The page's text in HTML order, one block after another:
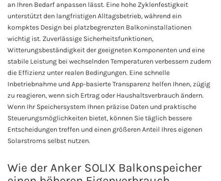
an Ihren Bedarf anpassen lässt. Eine hohe Zyklenfestigkeit
unterstützt den langfristigen Alltagsbetrieb, während ein
kompktes Design bei platzbegrenzten Balkoninstallationen
wichtig ist. Zuverlässige Sicherheitsfunktionen,
Witterungsbeständigkeit der geeigneten Komponenten und eine
stabile Leistung bei wechselnden Temperaturen verbessern zudem
die Effizienz unter realen Bedingungen. Eine schnelle
Inbetriebnahme und App-basierte Transparenz helfen Ihnen, zügig
zu reagieren, wenn sich Ertrag oder Haushaltsverbrauch ändern.
Wenn Ihr Speichersystem Ihnen präzise Daten und praktische
Steuerungsmöglichkeiten bietet, können Sie täglich bessere
Entscheidungen treffen und einen größeren Anteil Ihres eigenen
Solarstroms selbst nutzen.
Wie der Anker SOLIX Balkonspeicher